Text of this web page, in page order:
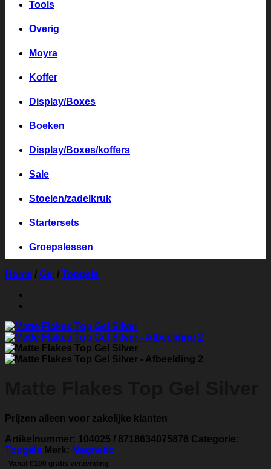
Tools
Overig
Moyra
Koffer
Display/Boxes
Boeken
Display/Boxes/koffers
Sale
Stoelen/zadelkruk
Startersets
Groepslessen
Home / Gel / Topgels
Prijzen alleen voor zakelijke klanten
Artikelnummer: 104025 / 8718634075876 Categorie:
Topgels Merk: Magnetic
Vanaf €100 gratis verzending